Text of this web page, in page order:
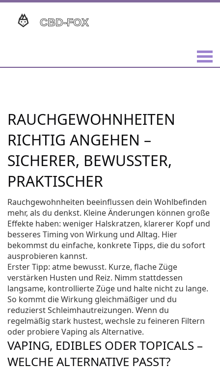
RAUCHGEWOHNHEITEN
RICHTIG ANGEHEN –
SICHERER, BEWUSSTER,
PRAKTISCHER
Rauchgewohnheiten beeinflussen dein Wohlbefinden
mehr, als du denkst. Kleine Änderungen können große
Effekte haben: weniger Halskratzen, klarerer Kopf und
besseres Timing von Wirkung und Alltag. Hier
bekommst du einfache, konkrete Tipps, die du sofort
ausprobieren kannst.
Erster Tipp: atme bewusst. Kurze, flache Züge
verstärken Husten und Reiz. Nimm stattdessen
langsame, kontrollierte Züge und halte nicht zu lange.
So kommt die Wirkung gleichmäßiger und du
reduzierst Schleimhautreizungen. Wenn du
regelmäßig stark hustest, wechsle zu feineren Filtern
oder probiere Vaping als Alternative.
VAPING, EDIBLES ODER TOPICALS –
WELCHE ALTERNATIVE PASST?